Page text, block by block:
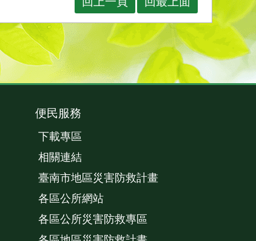
便民服務
下載專區
相關連結
臺南市地區災害防救計畫
各區公所網站
各區公所災害防救專區